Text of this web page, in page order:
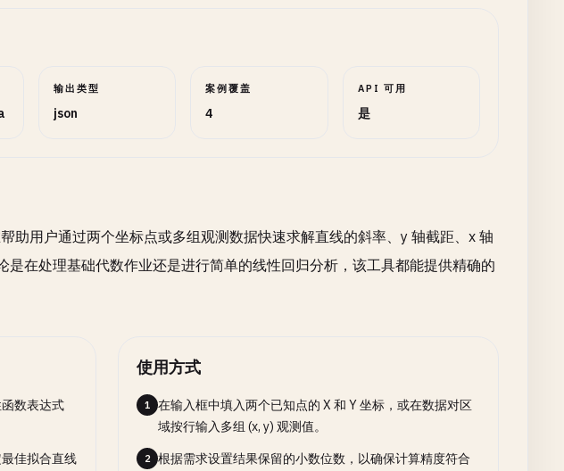
输出类型
json
案例覆盖
4
API 可用
是
助用户通过两个坐标点或多组观测数据快速求解直线的斜率、y 轴截距、x 轴
在处理基础代数作业还是进行简单的线性回归分析，该工具都能提供精确的
数表达式
佳拟合直线
使用方式
1
在输入框中填入两个已知点的 X 和 Y 坐标，或在数据对区
域按行输入多组 (x, y) 观测值。
2
根据需求设置结果保留的小数位数，以确保计算精度符合